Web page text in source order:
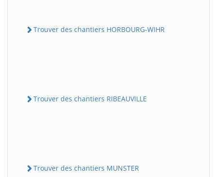
Trouver des chantiers HORBOURG-WIHR
Trouver des chantiers RIBEAUVILLE
Trouver des chantiers MUNSTER